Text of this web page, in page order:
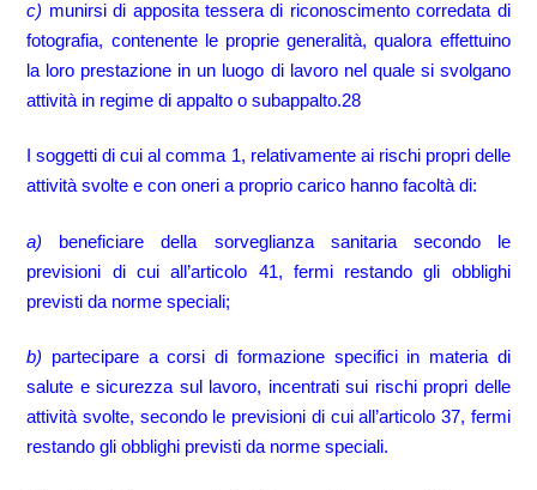
c) munirsi di apposita tessera di riconoscimento corredata di
fotografia, contenente le proprie generalità, qualora effettuino
la loro prestazione in un luogo di lavoro nel quale si svolgano
attività in regime di appalto o subappalto.28
I soggetti di cui al comma 1, relativamente ai rischi propri delle
attività svolte e con oneri a proprio carico hanno facoltà di:
a) beneficiare della sorveglianza sanitaria secondo le
previsioni di cui all’articolo 41, fermi restando gli obblighi
previsti da norme speciali;
b) partecipare a corsi di formazione specifici in materia di
salute e sicurezza sul lavoro, incentrati sui rischi propri delle
attività svolte, secondo le previsioni di cui all’articolo 37, fermi
restando gli obblighi previsti da norme speciali.